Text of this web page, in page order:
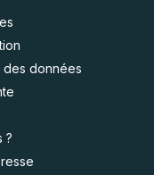
des données
?